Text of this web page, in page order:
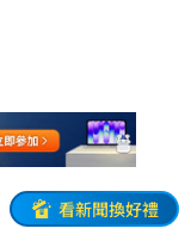
看新聞換好禮